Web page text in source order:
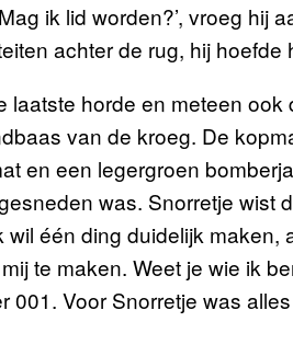
ik lid worden?’, vroeg
achter de rug, hij
laatste horde en meteen
van de kroeg. De
en een legergroen
was. Snorretje wist
wil één ding duidelijk
te maken. Weet je wie ik
001. Voor Snorretje was